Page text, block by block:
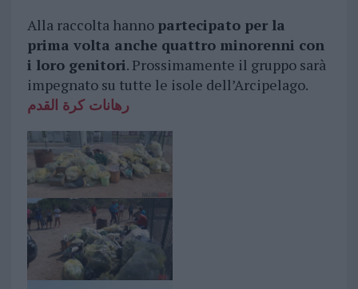
Alla raccolta hanno partecipato per la
prima volta anche quattro minorenni con
i loro genitori. Prossimamente il gruppo sarà
impegnato su tutte le isole dell’Arcipelago.
رهانات كرة القدم